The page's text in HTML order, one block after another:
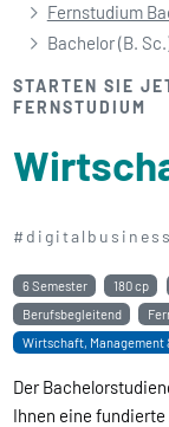
Fernstudium
Bachelor (B.
STARTEN SIE
FERNSTUDIUM
#digitalbusiness
6 Semester 180 cp
Berufsbegleitend
Wirtschaft, Management
Der
Ihnen eine